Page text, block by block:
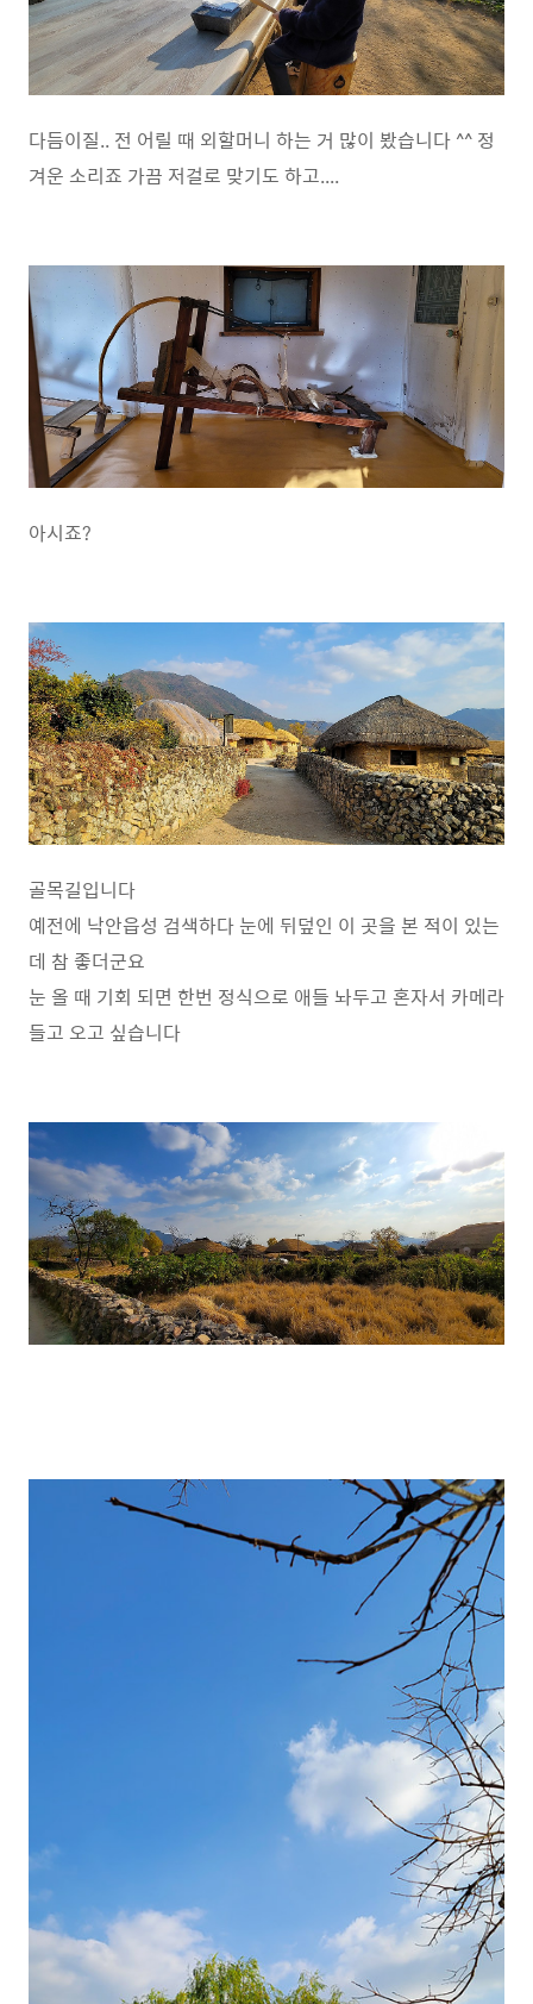
다듬이질.. 전 어릴 때 외할머니 하는 거 많이 봤습니다 ^^ 정
겨운 소리죠 가끔 저걸로 맞기도 하고....
아시죠?
골목길입니다
예전에 낙안읍성 검색하다 눈에 뒤덮인 이 곳을 본 적이 있는
데 참 좋더군요
눈 올 때 기회 되면 한번 정식으로 애들 놔두고 혼자서 카메라
들고 오고 싶습니다